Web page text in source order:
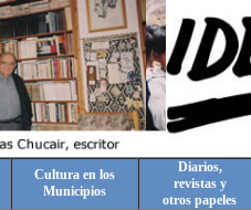
Cultura en los
Municipios
Diarios,
revistas y
otros papeles